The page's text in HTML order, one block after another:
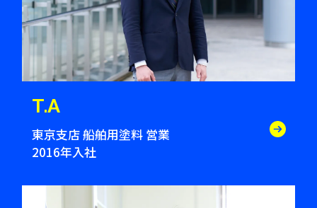
T.A
東京支店 船舶用塗料 営業
2016年入社